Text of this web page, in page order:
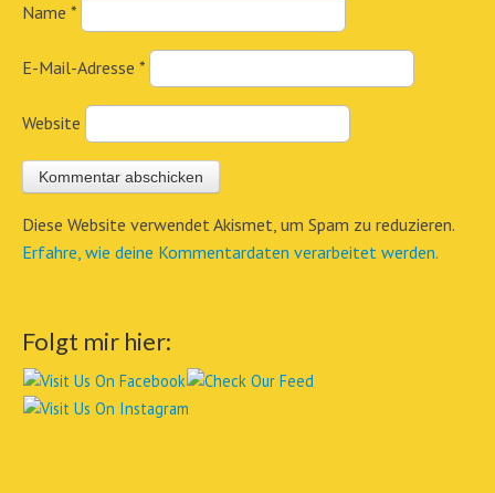
Name *
E-Mail-Adresse *
Website
Diese Website verwendet Akismet, um Spam zu reduzieren.
Erfahre, wie deine Kommentardaten verarbeitet werden.
Folgt mir hier: